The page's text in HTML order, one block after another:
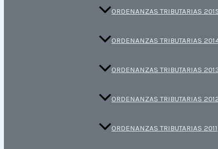
ORDENANZAS TRIBUTARIAS 2015
ORDENANZAS TRIBUTARIAS
ORDENANZAS TRIBUTARIAS
ORDENANZAS TRIBUTARIAS
ORDENANZAS TRIBUTARIAS 2011